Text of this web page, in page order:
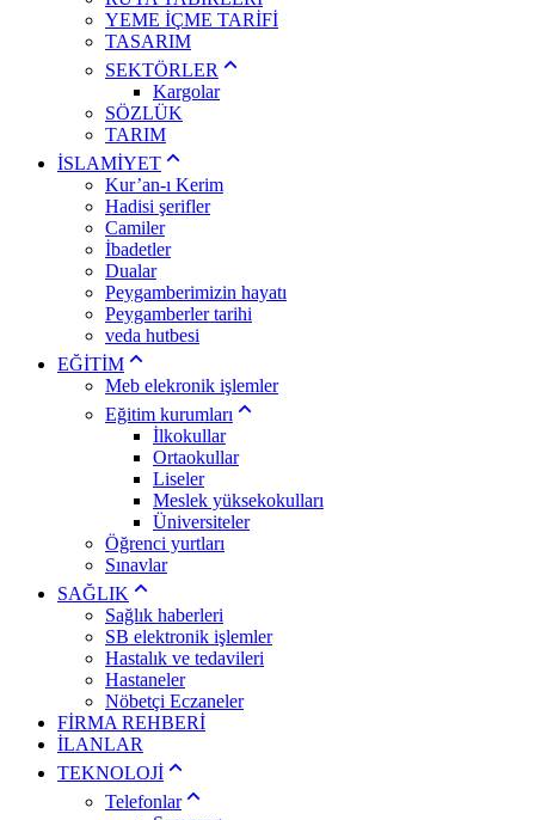
YEME İÇME TARİFİ
TASARIM
SEKTÖRLER
Kargolar
SÖZLÜK
TARIM
İSLAMİYET
Kur’an-ı Kerim
Hadisi şerifler
Camiler
İbadetler
Dualar
Peygamberimizin hayatı
Peygamberler tarihi
veda hutbesi
EĞİTİM
Meb elekronik işlemler
Eğitim kurumları
İlkokullar
Ortaokullar
Liseler
Meslek yüksekokulları
Üniversiteler
Öğrenci yurtları
Sınavlar
SAĞLIK
Sağlık haberleri
SB elektronik işlemler
Hastalık ve tedavileri
Hastaneler
Nöbetçi Eczaneler
FİRMA REHBERİ
İLANLAR
TEKNOLOJİ
Telefonlar